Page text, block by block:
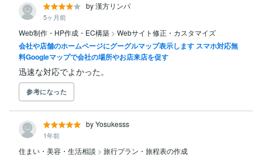
by 漢方リンパ
5ヶ月前
Web制作・HP作成・EC構築 > Webサイト修正・カスタマイズ
会社や店舗のホームページにグーグルマップ表示します スマホ対応無
料Googleマップで会社の場所やお店来店を促す
迅速な対応でよかった。
参考になった
by Yosukesss
1年前
住まい・美容・生活相談 > 旅行プラン・旅程表の作成